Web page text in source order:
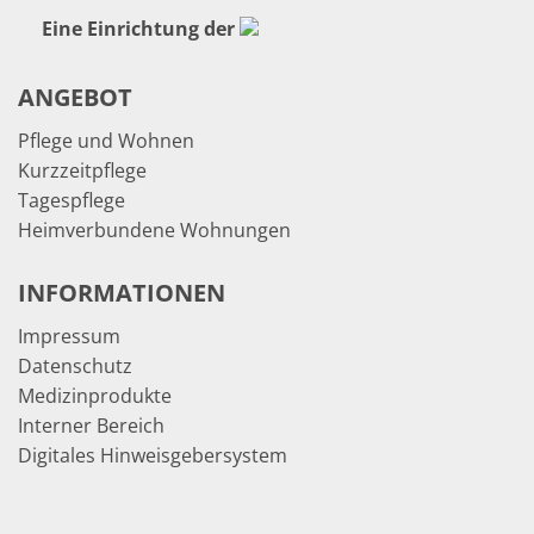
Eine Einrichtung der
ANGEBOT
Pflege und Wohnen
Kurzzeitpflege
Tagespflege
Heimverbundene Wohnungen
INFORMATIONEN
Impressum
Datenschutz
Medizinprodukte
Interner Bereich
Digitales Hinweisgebersystem